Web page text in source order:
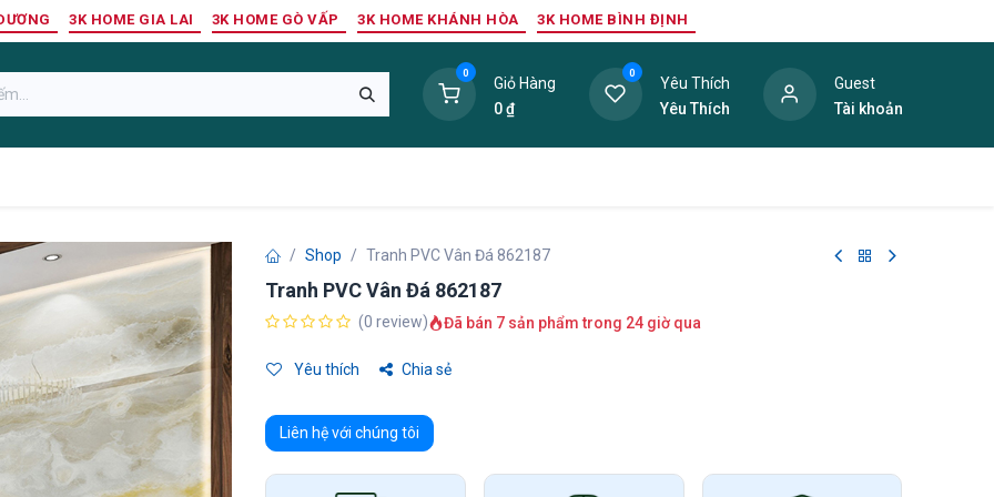
3K HOME GIA LAI 3K HOME GÒ VẤP 3K HOME KHÁNH HÒA 3K HOME BÌNH ĐỊNH
0
Giỏ Hàng
0₫
0
Yêu Thích
Yêu Thích
Guest
Tài khoản
Shop Tranh PVC Vân Đá 862187
Tranh PVC Vân Đá 862187
(0 review) Đã bán 7 sản phẩm trong 24 giờ qua
Yêu thích Chia sẻ
Liên hệ với chúng tôi